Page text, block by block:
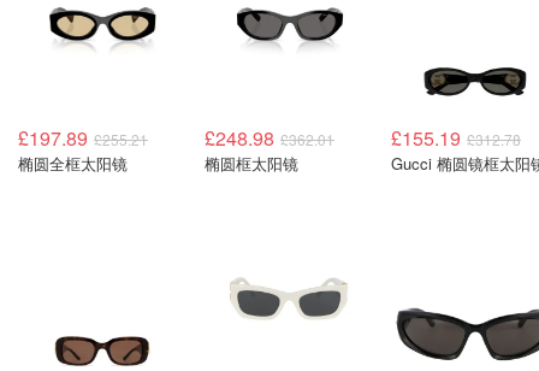
£197.89 £255.21
椭圆全框太阳镜
£248.98 £362.01
椭圆框太阳镜
£155.19 £312.78
Gucci 椭圆镜框太阳